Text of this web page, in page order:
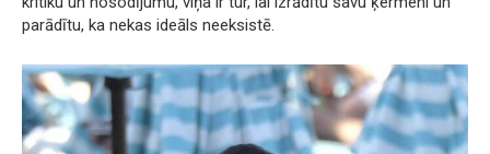
parādītu, ka nekas ideāls neeksistē.